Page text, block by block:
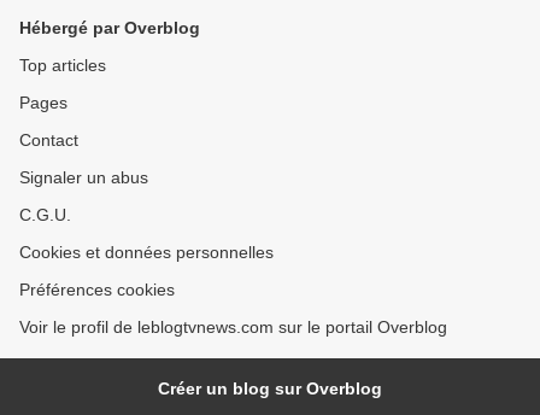
Hébergé par Overblog
Top articles
Pages
Contact
Signaler un abus
C.G.U.
Cookies et données personnelles
Préférences cookies
Voir le profil de leblogtvnews.com sur le portail Overblog
Créer un blog sur Overblog